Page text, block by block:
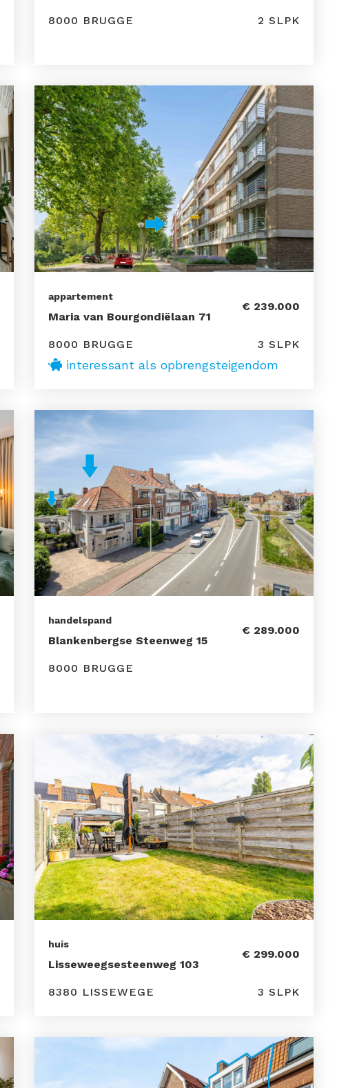
8000 BRUGGE 2 SLPK
appartement
Maria van Bourgondiëlaan 71
€ 239.000
8000 BRUGGE 3 SLPK
interessant als opbrengsteigendom
handelspand
Blankenbergse Steenweg 15
€ 289.000
8000 BRUGGE
huis
Lisseweegsesteenweg 103
€ 299.000
8380 LISSEWEGE 3 SLPK